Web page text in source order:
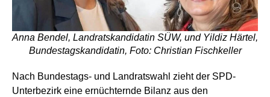
Anna Bendel, Landratskandidatin SÜW, und Yildiz Härtel,
Bundestagskandidatin, Foto: Christian Fischkeller
Nach Bundestags- und Landratswahl zieht der SPD-
Unterbezirk eine ernüchternde Bilanz aus den